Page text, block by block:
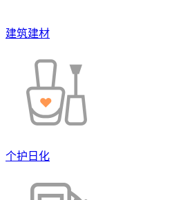
建筑建材
个护日化